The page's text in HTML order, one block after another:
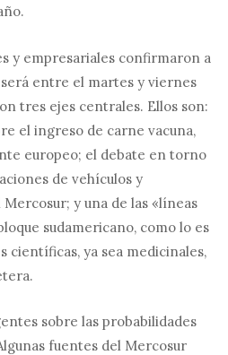
y empresariales confirmaron a
será entre el martes y viernes
tres ejes centrales. Ellos son:
el ingreso de carne vacuna,
europeo; el debate en torno
de vehículos y
y una de las «líneas
sudamericano, como lo es
científicas, ya sea medicinales,
sobre las probabilidades
fuentes del Mercosur